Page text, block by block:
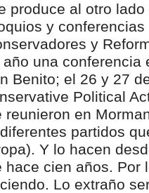
produce al otro
y conferencias
y
una conferencia
Benito; el 26 y 27
Political
reunieron en
partidos
Y lo hacen
cien años. Por
Lo extraño